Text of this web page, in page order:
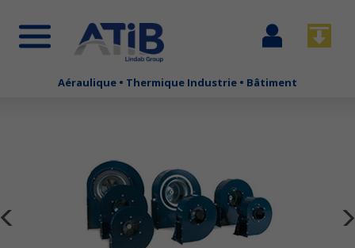
Aéraulique • Thermique Industrie • Bâtiment